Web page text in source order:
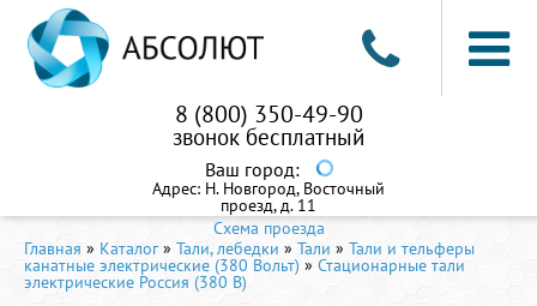
8 (800) 350-49-90
звонок бесплатный
Ваш город:
Адрес: Н. Новгород, Восточный
проезд, д. 11
Схема проезда
Главная » Каталог» Тали, лебедки » Тали » Тали и тельферы
канатные электрические (380 Вольт) » Стационарные тали
электрические Россия (380 В)